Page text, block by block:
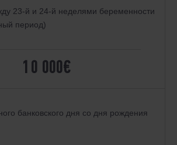
23-й и 24-й неделями беременности
период)
10 000€
банковского дня со дня рождения